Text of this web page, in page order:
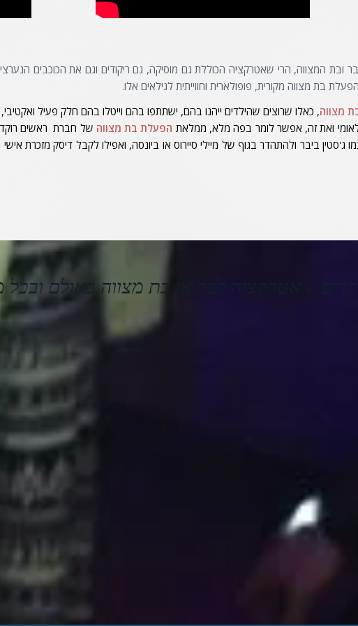
ובת המצווה, הרי שאטרקציה הכוללת גם מוסיקה, גם ריקודים וגם את הכוכבים
בת מצווה מקורית, פופולארית וחווייתית לגילאים אלו.
מצווה, כאלו שרוצים שהילדים ייהנו בהם, ישתתפו בהם וייטלו בהם חלק פעיל
ואת זה, אפשר לומר בפה מלא, ממלאת הפעלת בת מצווה של חברת ראשים
ביבר ולהתהדר בגוף של מיילי סיירוס או ביונסה, ואפילו לקבל דיסק מזכרת
– אטרקציה לבר או בת מצווה באולם ובכל